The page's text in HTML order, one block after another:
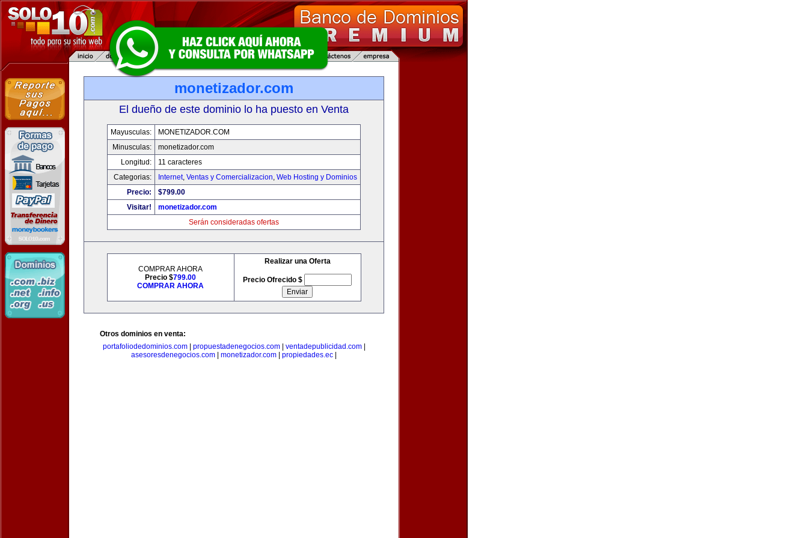
monetizador.com
El dueño de este dominio lo ha puesto en Venta
Mayusculas:
MONETIZADOR.COM
Minusculas:
monetizador.com
Longitud:
11 caracteres
Categorias:
Internet, Ventas y Comercializacion, Web Hosting y Dominios
Precio:
$799.00
Visitar!
monetizador.com
Serán consideradas ofertas
COMPRAR AHORA
Precio $799.00
COMPRAR AHORA
Realizar una Oferta
Precio Ofrecido $
Otros dominios en venta:
portafoliodedominios.com| propuestadenegocios.com| ventadepublicidad.com|
asesoresdenegocios.com
monetizador.com propiedades.ec